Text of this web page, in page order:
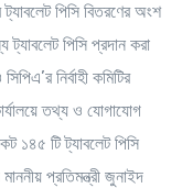
পিসি বিতরণের অংশ
ট্যাবলেট পিসি প্রদান করা
নির্বাহী কমিটির
তথ্য ও যোগাযোগ
১৪৫ টি ট্যাবলেট পিসি
প্রতিমন্ত্রী জুনাইদ